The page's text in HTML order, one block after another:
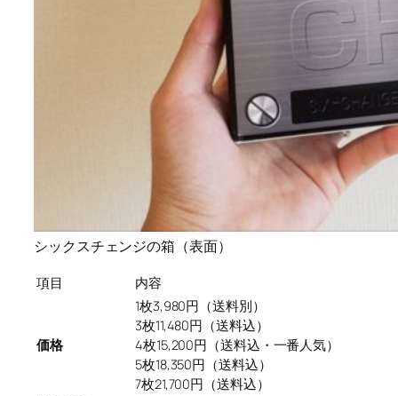
シックスチェンジの箱（表面）
項目 内容
価格
1枚3,980円（送料別）
3枚11,480円（送料込）
4枚15,200円（送料込・ 一番人気）
5枚18,350円（送料込）
7枚21,700円（送料込）